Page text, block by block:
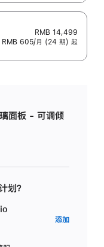
RMB 14,499
RMB 605/月 (24 期) 起
面板 - 可调倾
划？
添加